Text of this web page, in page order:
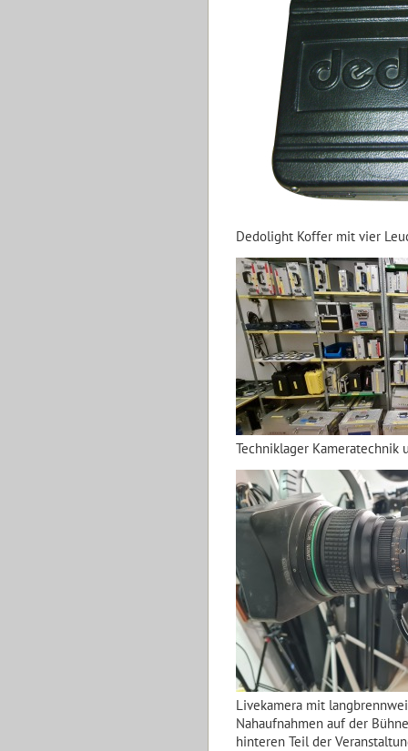
Dedolight Koffer mit vier
Techniklager Kameratechnik
Livekamera mit
Nahaufnahmen auf der
hinteren Teil der